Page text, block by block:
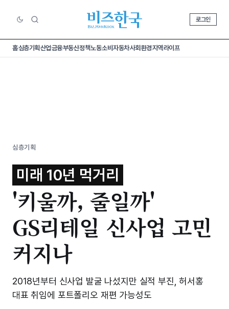
로그인
홈심층기획산업금융부동산정책노동소비 자동차사회환경지역라이프
심층기획
미래 10년 먹거리
'키울까, 줄일까'
GS리테일 신사업 고민
커지나
2018년부터 신사업 발굴 나섰지만 실적 부진, 허서홍
대표 취임에 포트폴리오 재편 가능성도